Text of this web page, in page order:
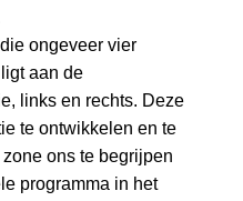
ongeveer vier
aan de
links en rechts. Deze
te ontwikkelen en te
ons te begrijpen
programma in het